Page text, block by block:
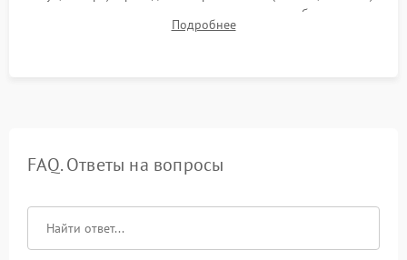
для контроля температурного режима и стабильности
системы под пиковой нагрузкой.
Подробнее
FAQ. Ответы на вопросы